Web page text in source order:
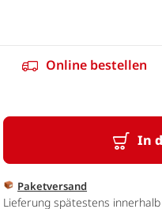
Online bestellen
In
Paketversand
Lieferung spätestens